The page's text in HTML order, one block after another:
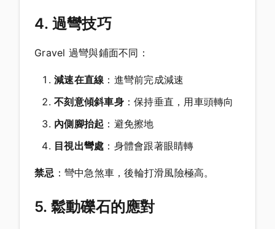
4. 過彎技巧
Gravel 過彎與鋪面不同：
減速在直線 ：進彎前完成減速
不刻意傾斜車身：保持垂直，用車頭轉向
內側腳抬起 ：避免擦地
目視出彎處 ：身體會跟著眼睛轉
禁忌 ：彎中急煞車，後輪打滑風險極高。
5. 鬆動礫石的應對